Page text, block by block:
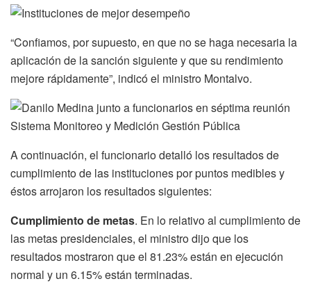
“Confiamos, por supuesto, en que no se haga necesaria la
aplicación de la sanción siguiente y que su rendimiento
mejore rápidamente”, indicó el ministro Montalvo.
A continuación, el funcionario detalló los resultados de
cumplimiento de las instituciones por puntos medibles y
éstos arrojaron los resultados siguientes:
Cumplimiento de metas. En lo relativo al cumplimiento de
las metas presidenciales, el ministro dijo que los
resultados mostraron que el 81.23% están en ejecución
normal y un 6.15% están terminadas.